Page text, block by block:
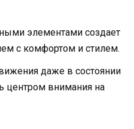
элементами создает
с комфортом и стилем.
даже в состоянии
центром внимания на